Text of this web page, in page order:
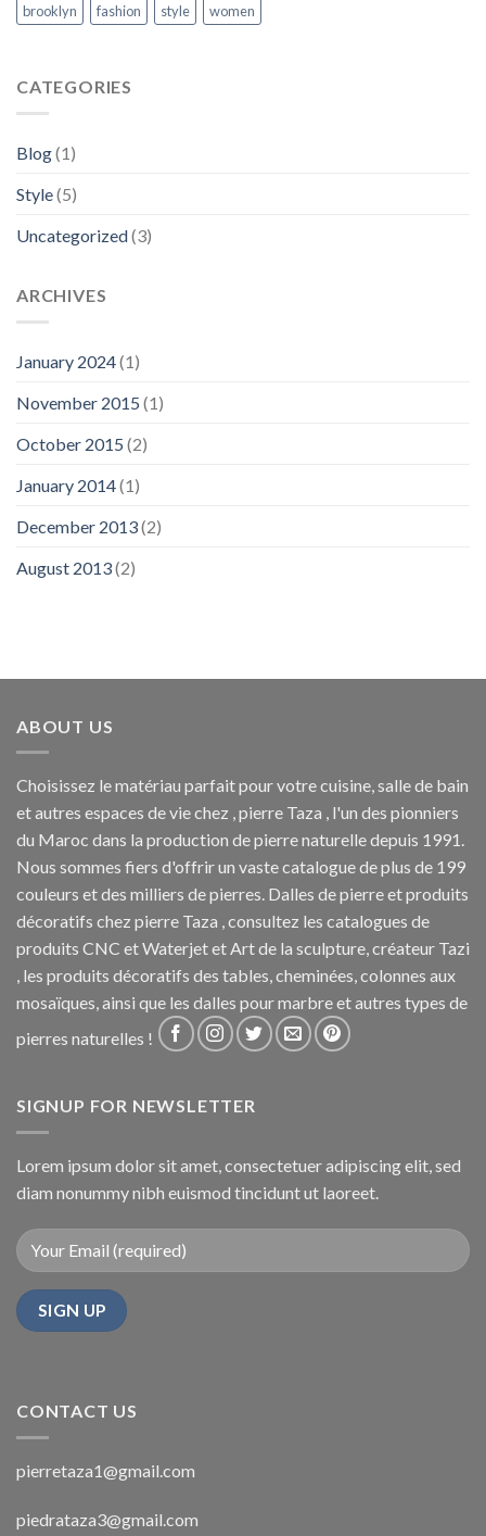
brooklyn fashion style women
CATEGORIES
Blog(1)
Style(5)
Uncategorized(3)
ARCHIVES
January 2024(1)
November 2015 (1)
October 2015 (2)
January 2014(1)
December 2013(2)
August 2013(2)
ABOUT US
Choisissez le matériau parfait pour votre cuisine, salle de bain
et autres espaces de vie chez , pierre Taza , l'un des pionniers
du Maroc dans la production de pierre naturelle depuis 1991.
Nous sommes fiers d'offrir un vaste catalogue de plus de 199
couleurs et des milliers de pierres. Dalles de pierre et produits
décoratifs chez pierre Taza , consultez les catalogues de
produits CNC et Waterjet et Art de la sculpture, créateur Tazi
, les produits décoratifs des tables, cheminées, colonnes aux
mosaïques, ainsi que les dalles pour marbre et autres types de
pierres naturelles !
SIGNUP FOR NEWSLETTER
Lorem ipsum dolor sit amet, consectetuer adipiscing elit, sed
diam nonummy nibh euismod tincidunt ut laoreet.
CONTACT US
pierretaza1@gmail.com
piedrataza3@gmail.com